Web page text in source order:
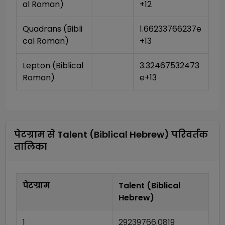
al Roman) +12
Quadrans (Bibli
cal Roman)
1.66233766237e
+13
Lepton (Biblical
Roman)
3.32467532473
e+13
पेटग्रामसे Talent (Biblical Hebrew) परिवर्तक
तालिका
पेटग्राम
Talent (Biblical
Hebrew)
1 29239766.0819